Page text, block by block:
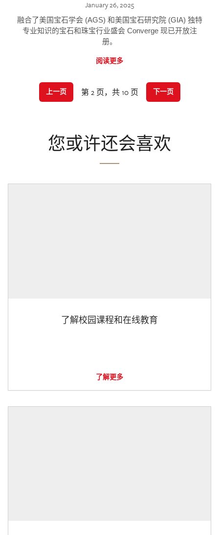
January 26, 2025
融合了美国宝石学会 (AGS) 和美国宝石研究院 (GIA) 独特
专业知识的宝石和珠宝行业盛会 Converge 现已开放注
册。
阅读更多
上一页 第 2 页，共 10 页 下一页
您或许还会喜欢
了解校园课程和在线教育
了解更多